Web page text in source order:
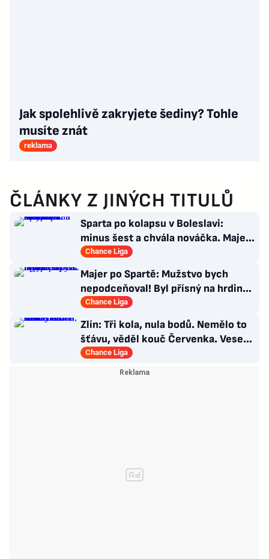
Jak spolehlivě zakryjete šediny? Tohle
musíte znát
reklama
ČLÁNKY Z JINÝCH TITULŮ
Sparta po kolapsu v Boleslavi:
minus šest a chvála nováčka. Majer
má silnou zbraň
Chance Liga
Majer po Spartě: Mužstvo bych
nepodceňoval! Byl přísný na hrdinu
zápasu
Chance Liga
Zlín: Tři kola, nula bodů. Nemělo to
šťávu, věděl kouč Červenka. Veselý
dostal dárek
Chance Liga